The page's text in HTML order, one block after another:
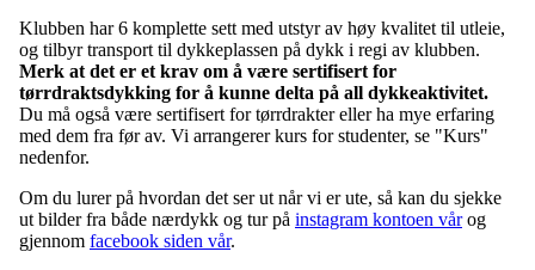
Klubben har 6 komplette sett med utstyr av høy kvalitet til utleie,
og tilbyr transport til dykkeplassen på dykk i regi av klubben.
Merk at det er et krav om å være sertifisert for
tørrdraktsdykking for å kunne delta på all dykkeaktivitet.
Du må også være sertifisert for tørrdrakter eller ha mye erfaring
med dem fra før av. Vi arrangerer kurs for studenter, se "Kurs"
nedenfor.
Om du lurer på hvordan det ser ut når vi er ute, så kan du sjekke
ut bilder fra både nærdykk og tur på instagram kontoen vårog
gjennom facebook siden vår.